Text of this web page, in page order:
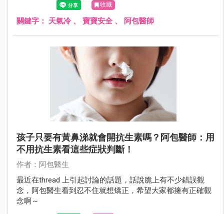
收藏
關鍵字： 天氣冷 、 寶寶安全 、 阿包醫師
孩子只要有黃鼻涕就會開抗生素嗎？阿包醫師：用
不用抗生素看這些症狀判斷！
作者：阿包醫生
最近在thread 上引起討論的話題，話說脆上有不少錯誤觀
念，阿包醫生看到忍不住就想矯正，希望大家都擁有正確觀
念啊～